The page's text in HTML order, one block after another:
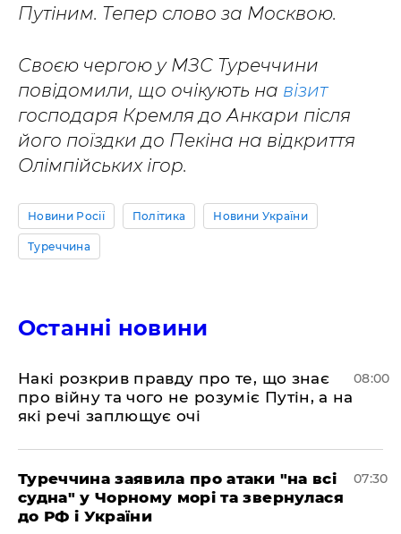
Путіним. Тепер слово за Москвою.
Своєю чергою у МЗС Туреччини
повідомили, що очікують на візит
господаря Кремля до Анкари після
його поїздки до Пекіна на відкриття
Олімпійських ігор.
Новини Росії Політика Новини України
Туреччина
Останні новини
Накі розкрив правду про те, що знає
про війну та чого не розуміє Путін, а на
які речі заплющує очі
08:00
Туреччина заявила про атаки "на всі
судна" у Чорному морі та звернулася
до РФ і України
07:30